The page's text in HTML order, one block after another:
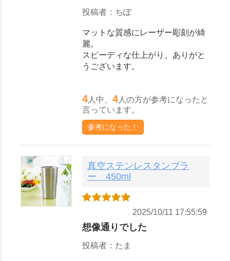
投稿者：ちぽ
マットな質感にレーザー彫刻が綺
麗。
スピーディな仕上がり。ありがと
うございます。
4 人中、 4 人の方が参考になったと
言っています。
参考になった！
真空ステンレスタンブラ
ー 450ml
2025/10/11 17:55:59
想像通りでした
投稿者：たま